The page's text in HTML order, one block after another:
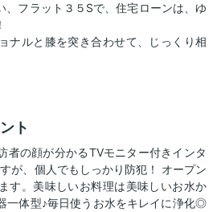
、フラット３５Sで、住宅ローンは、ゆ
ナルと膝を突き合わせて、じっくり相
ト
者の顔が分かるTVモニター付きインタ
が、個人でもしっかり防犯！ オープン
す。美味しいお料理は美味しいお水か
一体型♪毎日使うお水をキレイに浄化◎